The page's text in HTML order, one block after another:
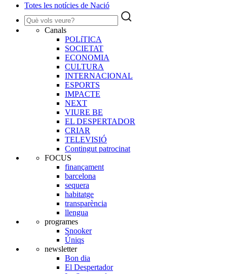
Totes les notícies de Nació
Canals
POLíTICA
SOCIETAT
ECONOMIA
CULTURA
INTERNACIONAL
ESPORTS
IMPACTE
NEXT
VIURE BE
EL DESPERTADOR
CRIAR
TELEVISIÓ
Contingut patrocinat
FOCUS
finançament
barcelona
sequera
habitatge
transparència
llengua
programes
Snooker
Úniqs
newsletter
Bon dia
El Despertador